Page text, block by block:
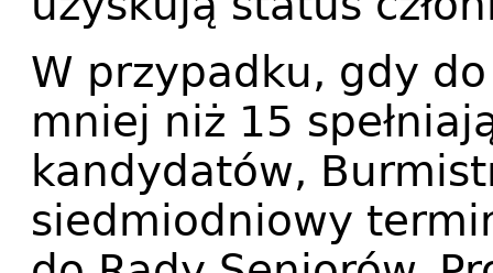
W przypadku, gdy do
mniej niż 15
kandydatów,
siedmiodniowy